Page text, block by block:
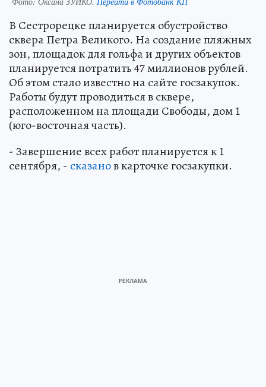
В Сестрорецке планируется обустройство
сквера Петра Великого. На создание пляжных
зон, площадок для гольфа и других объектов
планируется потратить 47 миллионов рублей.
Об этом стало известно на сайте госзакупок.
Работы будут проводиться в сквере,
расположенном на площади Свободы, дом 1
(юго-восточная часть).
- Завершение всех работ планируется к 1
сентября, - сказанов карточке госзакупки.